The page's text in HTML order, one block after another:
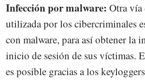
Infección por malware: Otra vía
utilizada por los cibercriminales
con malware, para así obtener la
inicio de sesión de sus víctimas.
es posible gracias a los